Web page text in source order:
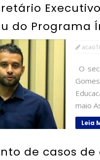
do Programa
O
maio
Leia
de casos de